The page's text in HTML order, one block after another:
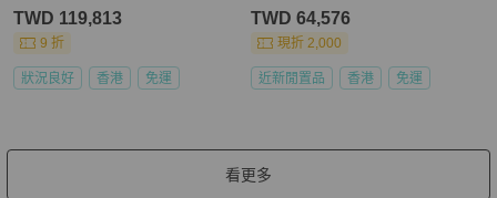
TWD 119,813
9 折
狀況良好 香港 免運
TWD 64,576
現折 2,000
近新閒置品 香港 免運
看更多